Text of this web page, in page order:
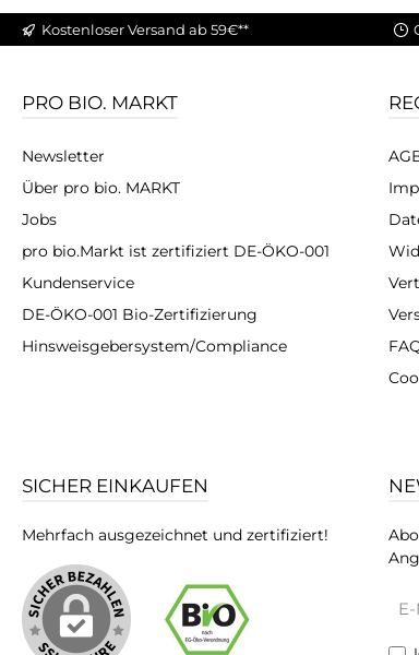
Kostenloser Versand ab 59€**
PRO BIO. MARKT
Newsletter
Über pro bio. MARKT
Jobs
pro bio.Markt ist zertifiziert DE-ÖKO-001
Kundenservice
DE-ÖKO-001 Bio-Zertifizierung
Hinsweisgebersystem/Compliance
SICHER EINKAUFEN
Mehrfach ausgezeichnet und zertifiziert!
Mail-